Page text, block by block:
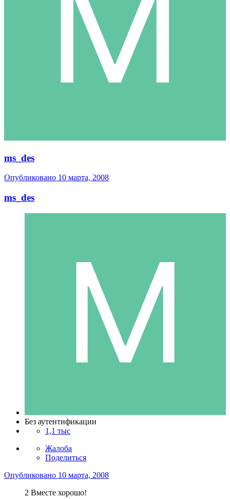
ms_des
Опубликовано 10 марта, 2008
ms_des
Без аутентификации
1,1 тыс
Жалоба
Поделиться
Опубликовано 10 марта, 2008
2 Вместе хорошо!